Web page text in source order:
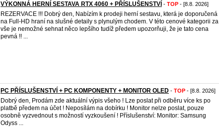
VÝKONNÁ HERNÍ SESTAVA RTX 4060 + PŘÍSLUŠENSTVÍ - TOP - [8.8. 2026]
REZERVACE !!! Dobrý den, Nabízím k prodeji herní sestavu, která je doporučená
na Full-HD hraní na slušné detaily s plynulým chodem. V této cenové kategorii za
vše je nemožné sehnat něco lepšího tudíž předem upozorňuji, že je tato cena
pevná !! ...
PC PŘÍSLUŠENSTVÍ + PC KOMPONENTY + MONITOR OLED - TOP - [8.8. 2026]
Dobrý den, Prodám zde aktuální výpis všeho ! Lze poslat při odběru více ks po
platbě předem na účet ! Neposílám na dobírku ! Monitor nelze poslat, pouze
osobně vyzvednout s možností vyzkoušení ! Příslušenství: Monitor: Samsung
Odyss ...